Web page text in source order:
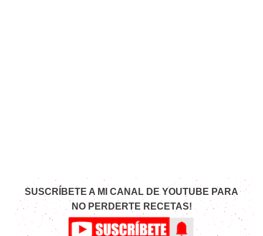
SUSCRÍBETE A MI CANAL DE YOUTUBE PARA
NO PERDERTE RECETAS!